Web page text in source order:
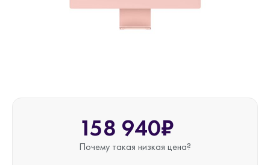
158 940₽
Почему такая низкая цена?